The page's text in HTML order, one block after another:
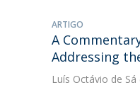
ARTIGO
A
Addressing
Luís Octávio de Sá